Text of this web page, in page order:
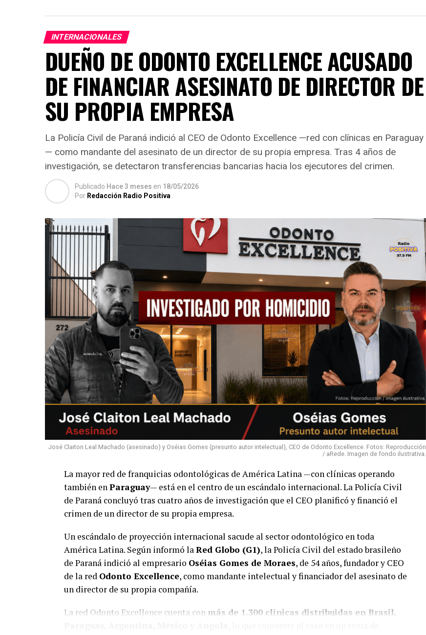
INTERNACIONALES
DUEÑO DE ODONTO EXCELLENCE ACUSADO
DE FINANCIAR ASESINATO DE DIRECTOR DE
SU PROPIA EMPRESA
La Policía Civil de Paraná indició al CEO de Odonto Excellence —red con clínicas en Paraguay
— como mandante del asesinato de un director de su propia empresa. Tras 4 años de
investigación, se detectaron transferencias bancarias hacia los ejecutores del crimen.
Publicado Hace 3 meses en 18/05/2026
Por Redacción Radio Positiva
José Claiton Leal Machado (asesinado) y Oséias Gomes (presunto autor intelectual), CEO de Odonto Excellence. Fotos: Reproducción
/ aRede. Imagen de fondo ilustrativa.
La mayor red de franquicias odontológicas de América Latina —con clínicas operando
también enParaguay— está en el centro de un escándalo internacional. La Policía Civil
de Paraná concluyó tras cuatro años de investigación que el CEO planificó y financió el
crimen de un director de su propia empresa.
Un escándalo de proyección internacional sacude al sector odontológico en toda
América Latina. Según informó laRed Globo (G1), la Policía Civil del estado brasileño
de Paraná indició al empresario Oséias Gomes de Moraes, de 54 años, fundador y CEO
de la red Odonto Excellence, como mandante intelectual y financiador del asesinato de
un director de su propia compañía.
La red Odonto Excellence cuenta con más de 1.300 clínicas distribuidas en Brasil,